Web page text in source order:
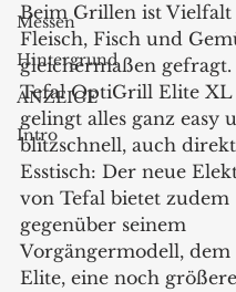
Messen
Hintergrund
ANZEIGE
Intro
Beim Grillen ist Vielfalt
Fleisch, Fisch und
gleichermaßen
Tefal OptiGrill Elite XL
gelingt alles ganz easy
blitzschnell, auch
Esstisch: Der neue
von Tefal bietet zudem
gegenüber seinem
Vorgängermodell,
Elite, eine noch größere